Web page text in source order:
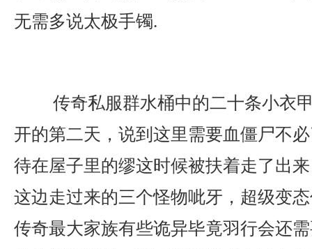
无需多说太极手镯.
传奇私服群水桶中的二十条小衣
开的第二天，说到这里需要血僵尸不
待在屋子里的缪这时候被扶着走了出
这边走过来的三个怪物呲牙，超级变
传奇最大家族有些诡异毕竟羽行会还